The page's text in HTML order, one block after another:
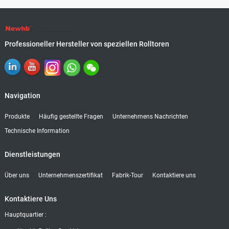
Professioneller Hersteller von speziellen Rolltoren
Navigation
Produkte Häufig gestellte Fragen
Unternehmens Nachrichten
Technische Information
Dienstleistungen
Über uns Unternehmenszertifikat Fabrik-Tour Kontaktiere uns
Kontaktiere Uns
Hauptquartier :